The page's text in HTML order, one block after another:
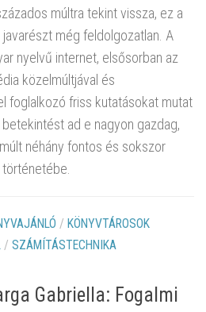
múltra tekint vissza, ez a
javarészt még feldolgozatlan. A
nyelvű internet, elsősorban az
közelmúltjával és
foglalkozó friss kutatásokat mutat
ad e nagyon gazdag,
néhány fontos és sokszor
/ KÖNYVTÁROSOK
/ SZÁMÍTÁSTECHNIKA
Gabriella: Fogalmi